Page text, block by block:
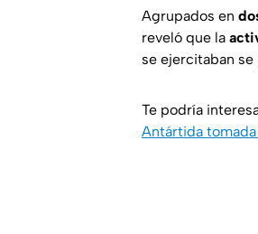
Agrupados en
reveló que la
se ejercitaban
Te podría
Antártida